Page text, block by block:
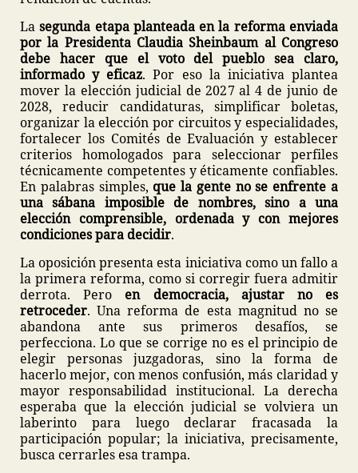
Lasegunda etapa planteada en la reforma enviada
por la Presidenta Claudia Sheinbaum al Congreso
debe hacer que el voto del pueblo sea claro,
informado y eficaz. Por eso la iniciativa plantea
mover la elección judicial de 2027 al 4 de junio de
2028, reducir candidaturas, simplificar boletas,
organizar la elección por circuitos y especialidades,
fortalecer los Comités de Evaluación y establecer
criterios homologados para seleccionar perfiles
técnicamente competentes y éticamente confiables.
En palabras simples, que la gente no se enfrente a
una sábana imposible de nombres, sino a una
elección comprensible, ordenada y con mejores
condiciones para decidir.
La oposición presenta esta iniciativa como un fallo a
la primera reforma, como si corregir fuera admitir
derrota. Pero en democracia, ajustar no es
retroceder. Una reforma de esta magnitud no se
abandona ante sus primeros desafíos, se
perfecciona. Lo que se corrige no es el principio de
elegir personas juzgadoras, sino la forma de
hacerlo mejor, con menos confusión, más claridad y
mayor responsabilidad institucional. La derecha
esperaba que la elección judicial se volviera un
laberinto para luego declarar fracasada la
participación popular; la iniciativa, precisamente,
busca cerrarles esa trampa.